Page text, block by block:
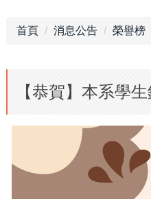
首頁 消息公告 榮譽榜
【恭賀】本系學